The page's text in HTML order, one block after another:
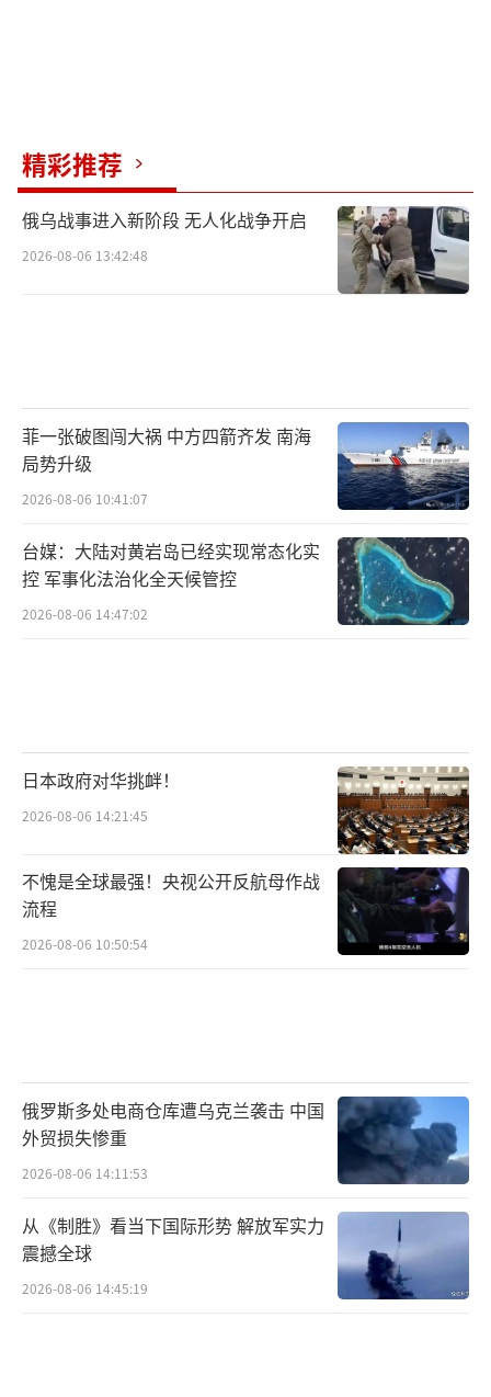
精彩推荐
俄乌战事进入新阶段 无人化战争开启
2026-08-06 13:42:48
菲一张破图闯大祸 中方四箭齐发 南海
局势升级
2026-08-06 10:41:07
台媒：大陆对黄岩岛已经实现常态化实
控 军事化法治化全天候管控
2026-08-06 14:47:02
日本政府对华挑衅！
2026-08-06 14:21:45
不愧是全球最强！央视公开反航母作战
流程
2026-08-06 10:50:54
俄罗斯多处电商仓库遭乌克兰袭击 中国
外贸损失惨重
2026-08-06 14:11:53
从《制胜》看当下国际形势 解放军实力
震撼全球
2026-08-06 14:45:19